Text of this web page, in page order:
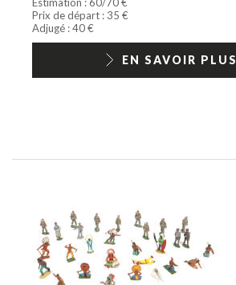
Prix de départ : 35 €
Adjugé : 40 €
EN SAVOIR PLUS